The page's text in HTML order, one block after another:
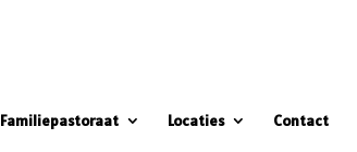
Familiepastoraat Locaties Contact